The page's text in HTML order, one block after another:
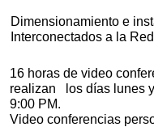
Dimensionamiento e
Interconectados a la
16 horas de video
realizan los días lunes
9:00 PM.
Video conferencias